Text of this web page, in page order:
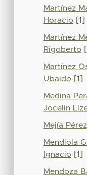
Martínez
Horacio [1]
Martínez
Rigoberto
Martínez
Ubaldo [1]
Medina
Jocelin
Mejía
Mendiola
Ignacio [1]
Mendoza